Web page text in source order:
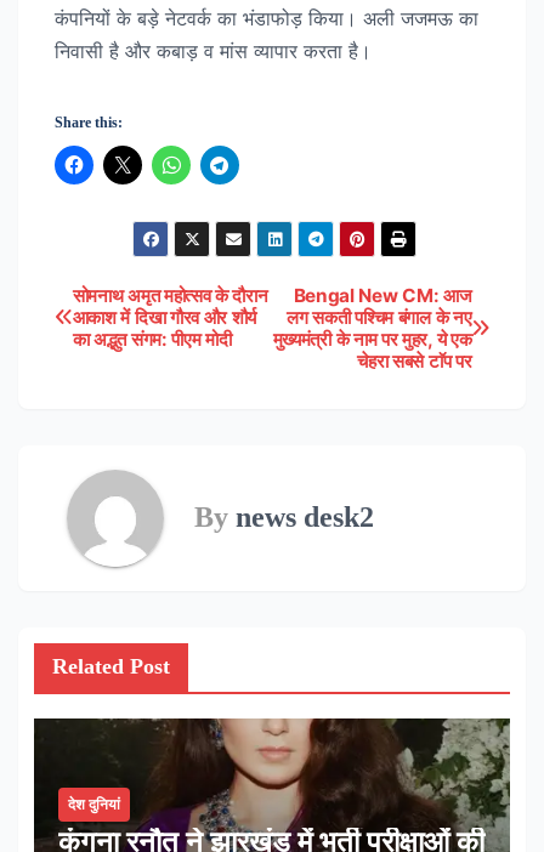
कंपनियों के बड़े नेटवर्क का भंडाफोड़ किया। अली जजमऊ का
निवासी है और कबाड़ व मांस व्यापार करता है।
Share this:
Post
navigation
Bengal New CM: आज
लग सकती पश्चिम बंगाल के नए
मुख्यमंत्री के नाम पर मुहर, ये एक
चेहरा सबसे टाॅप पर
सोमनाथ अमृत महोत्सव के दौरान
आकाश में दिखा गौरव और शौर्य
का अद्भुत संगम: पीएम मोदी
By news desk2
Related Post
देश दुनियां
कंगना रनौत ने झारखंड में भर्ती परीक्षाओं की